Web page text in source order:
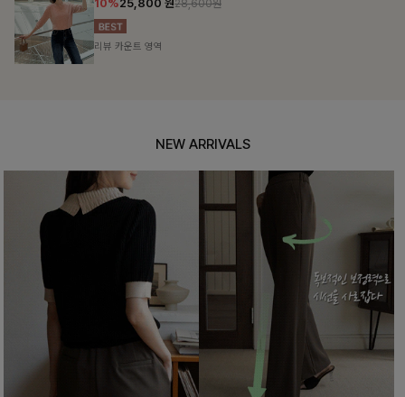
10%25,800 원28,600원
리뷰 카운트 영역
NEW ARRIVALS